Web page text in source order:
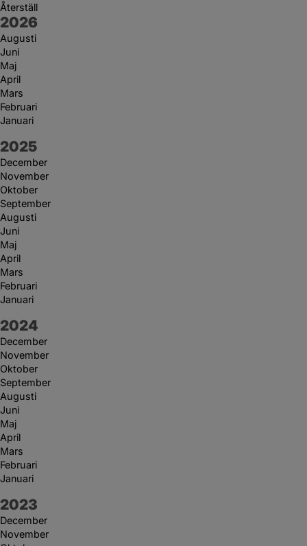
Återställ
År:
2026
Augusti
Juni
Maj
April
Mars
Februari
Januari
År:
2025
December
November
Oktober
September
Augusti
Juni
Maj
April
Mars
Februari
Januari
År:
2024
December
November
Oktober
September
Augusti
Juni
Maj
April
Mars
Februari
Januari
År:
2023
December
November